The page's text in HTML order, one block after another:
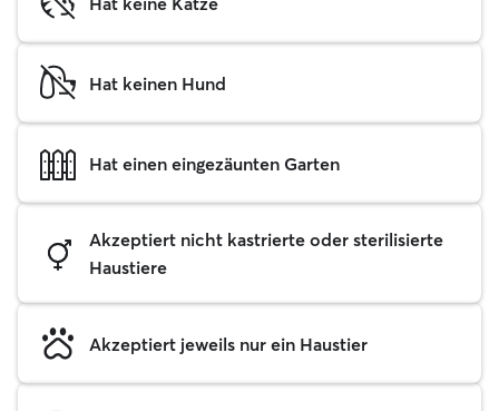
Hat keinen Hund
Hat einen eingezäunten Garten
Akzeptiert nicht kastrierte oder sterilisierte
Haustiere
Akzeptiert jeweils nur ein Haustier